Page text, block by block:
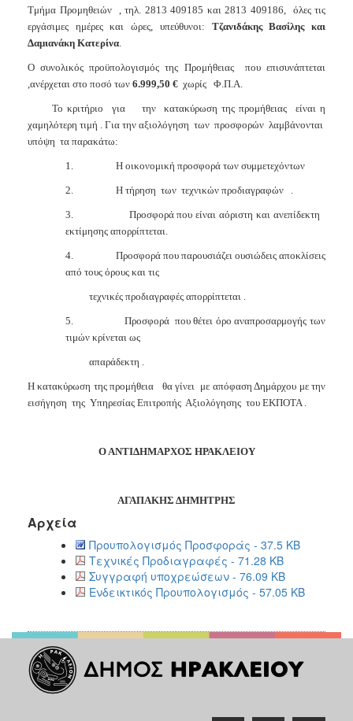
Τμήμα Προμηθειών
, τηλ. 2813 409185 και 2813 409186,
όλες τις
εργάσιμες ημέρες και ώρες, υπεύθυνοι: Τζανιδάκης Βασίλης και
Δαμιανάκη Κατερίνα
Ο συνολικός προϋπολογισμός της Προμήθειας
που επισυνάπτεται
,ανέρχεται στο ποσό των 6.999,50 € χωρίς Φ.Π.Α.
Το κριτήριο για την κατακύρωση της προμήθειας
είναι η
χαμηλότερη τιμή . Για την αξιολόγηση των προσφορών λαμβάνονται
υπόψη τα παρακάτω:
1. Η οικονομική προσφορά των συμμετεχόντων
2. Η τήρηση των τεχνικών προδιαγραφών
3.
Προσφορά που είναι αόριστη και ανεπίδεκτη
εκτίμησης απορρίπτεται.
4.
Προσφορά που παρουσιάζει ουσιώδεις αποκλίσεις
από τους όρους και τις
τεχνικές προδιαγραφές απορρίπτεται .
5. Προσφορά που θέτει όρο αναπροσαρμογής των
τιμών κρίνεται ως
απαράδεκτη .
Η κατακύρωση της προμήθεια θα γίνει με απόφαση Δημάρχου με την
εισήγηση της Υπηρεσίας Επιτροπής Αξιολόγησης του ΕΚΠΟΤΑ .
Ο ΑΝΤΙΔΗΜΑΡΧΟΣ ΗΡΑΚΛΕΙΟΥ
ΑΓΑΠΑΚΗΣ ΔΗΜΗΤΡΗΣ
Αρχεία
Προυπολογισμός Προσφοράς - 37.5 KB
Τεχνικές Προδιαγραφές - 71.28 KB
Συγγραφή υποχρεώσεων - 76.09 KB
Ενδεικτικός Προυπολογισμός - 57.05 KB